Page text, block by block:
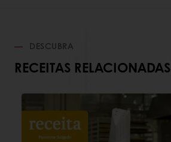
DESCUBRA
RECEITAS RELACIONADAS